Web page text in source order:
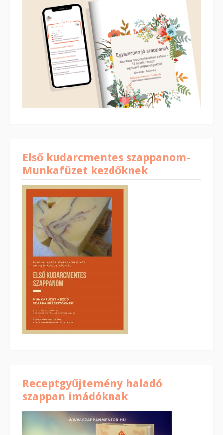
Első kudarcmentes szappanom-
Munkafüzet kezdőknek
Receptgyűjtemény haladó
szappan imádóknak